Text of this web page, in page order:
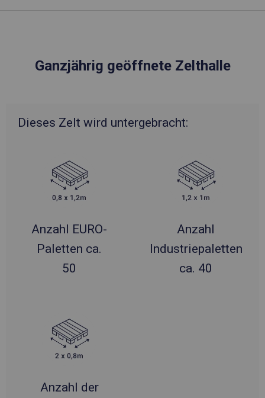
Ganzjährig geöffnete Zelthalle
Dieses Zelt wird untergebracht:
Anzahl EURO-
Paletten ca.
50
Anzahl
Industriepaletten
ca. 40
Anzahl der